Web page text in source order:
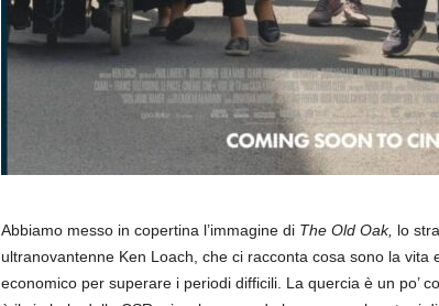
Abbiamo messo in copertina l’immagine di The Old Oak, lo
ultranovantenne Ken Loach, che ci racconta cosa sono la vita
economico per superare i periodi difficili. La quercia è un po’